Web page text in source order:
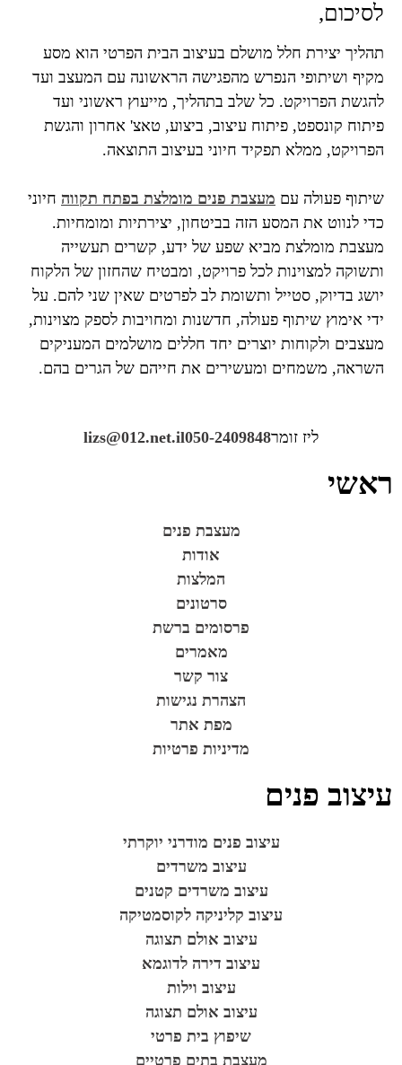
לסיכום,
תהליך יצירת חלל מושלם בעיצוב הבית הפרטי הוא מסע
מקיף ושיתופי הנפרש מהפגישה הראשונה עם המעצב ועד
להגשת הפרויקט. כל שלב בתהליך, מייעוץ ראשוני ועד
פיתוח קונספט, פיתוח עיצוב, ביצוע, טאצ' אחרון והגשת
הפרויקט, ממלא תפקיד חיוני בעיצוב התוצאה.
שיתוף פעולה עם מעצבת פנים מומלצת בפתח תקווה חיוני
כדי לנווט את המסע הזה בביטחון, יצירתיות ומומחיות.
מעצבת מומלצת מביא שפע של ידע, קשרים תעשייה
ותשוקה למצוינות לכל פרויקט, ומבטיח שהחזון של הלקוח
יושג בדיוק, סטייל ותשומת לב לפרטים שאין שני להם. על
ידי אימוץ שיתוף פעולה, חדשנות ומחויבות לספק מצוינות,
מעצבים ולקוחות יוצרים יחד חללים מושלמים המעניקים
השראה, משמחים ומעשירים את חייהם של הגרים בהם.
ליז זומר050-2409848
lizs@012.net.il
ראשי
מעצבת פנים
אודות
המלצות
סרטונים
פרסומים ברשת
מאמרים
צור קשר
הצהרת נגישות
מפת אתר
מדיניות פרטיות
עיצוב פנים
עיצוב פנים מודרני יוקרתי
עיצוב משרדים
עיצוב משרדים קטנים
עיצוב קליניקה לקוסמטיקה
עיצוב אולם תצוגה
עיצוב דירה לדוגמא
עיצוב וילות
עיצוב אולם תצוגה
שיפוץ בית פרטי
מעצבת בתים פרטיים